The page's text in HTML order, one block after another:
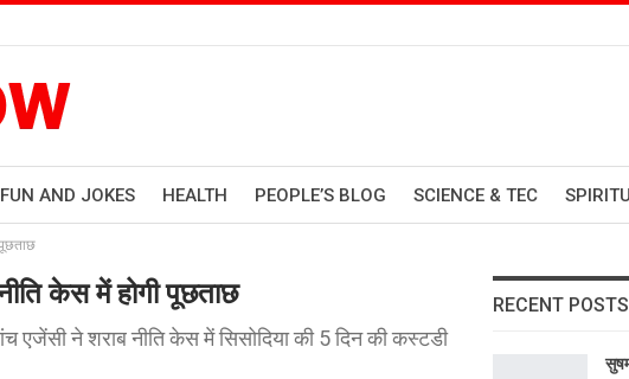
FUN AND JOKES HEALTH PEOPLE’S BLOG SCIENCE & TEC
केस में होगी पूछताछ
एजेंसी ने शराब नीति केस में सिसोदिया की 5 दिन की कस्टडी
RECENT POSTS